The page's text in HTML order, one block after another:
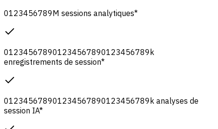
0123456789M sessions analytiques*
012345678901234567890123456789 k
enregistrements de session*
012345678901234567890123456789 k analyses de
session IA*